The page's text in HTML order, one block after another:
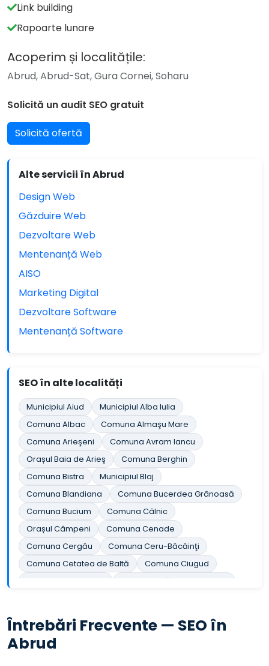
Link building
Rapoarte lunare
Acoperim și localitățile:
Abrud, Abrud-Sat, Gura Cornei, Soharu
Solicită un audit SEO gratuit
Solicită ofertă
Alte servicii în Abrud
Design Web
Găzduire Web
Dezvoltare Web
Mentenanță Web
AISO
Marketing Digital
Dezvoltare Software
Mentenanță Software
SEO în alte localități
Municipiul Aiud
Municipiul Alba Iulia
Comuna Albac
Comuna Almaşu Mare
Comuna Arieşeni
Comuna Avram Iancu
Orașul Baia de Arieş
Comuna Berghin
Comuna Bistra
Municipiul Blaj
Comuna Blandiana
Comuna Bucerdea Grânoasă
Comuna Bucium
Comuna Câlnic
Orașul Câmpeni
Comuna Cenade
Comuna Cergău
Comuna Ceru-Băcăinţi
Comuna Cetatea de Baltă
Comuna Ciugud
Comuna Crăciunelu de Jos
Comuna Fărău
Comuna Galda de Jos
Comuna Gârbova
Întrebări Frecvente — SEO în
Abrud